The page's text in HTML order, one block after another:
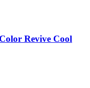
Revive Cool